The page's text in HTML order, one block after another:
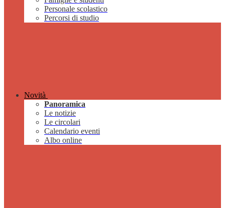
Personale scolastico
Percorsi di studio
Novità
Panoramica
Le notizie
Le circolari
Calendario eventi
Albo online